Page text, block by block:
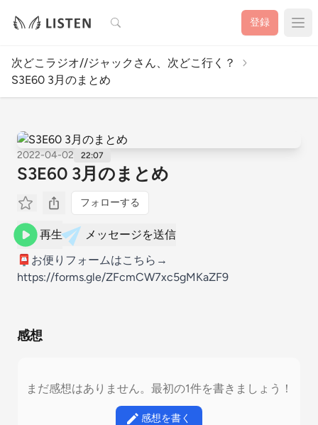
検索 登録
次どこラジオ//ジャックさん、次どこ行く？
S3E60 3月のまとめ
2022-04-02 22:07
S3E60 3月のまとめ
フォローする
再生
メッセージを送信
📮お便りフォームはこちら→
https://forms.gle/ZFcmCW7xc5gMKaZF9
感想
まだ感想はありません。最初の1件を書きましょう！
感想を書く